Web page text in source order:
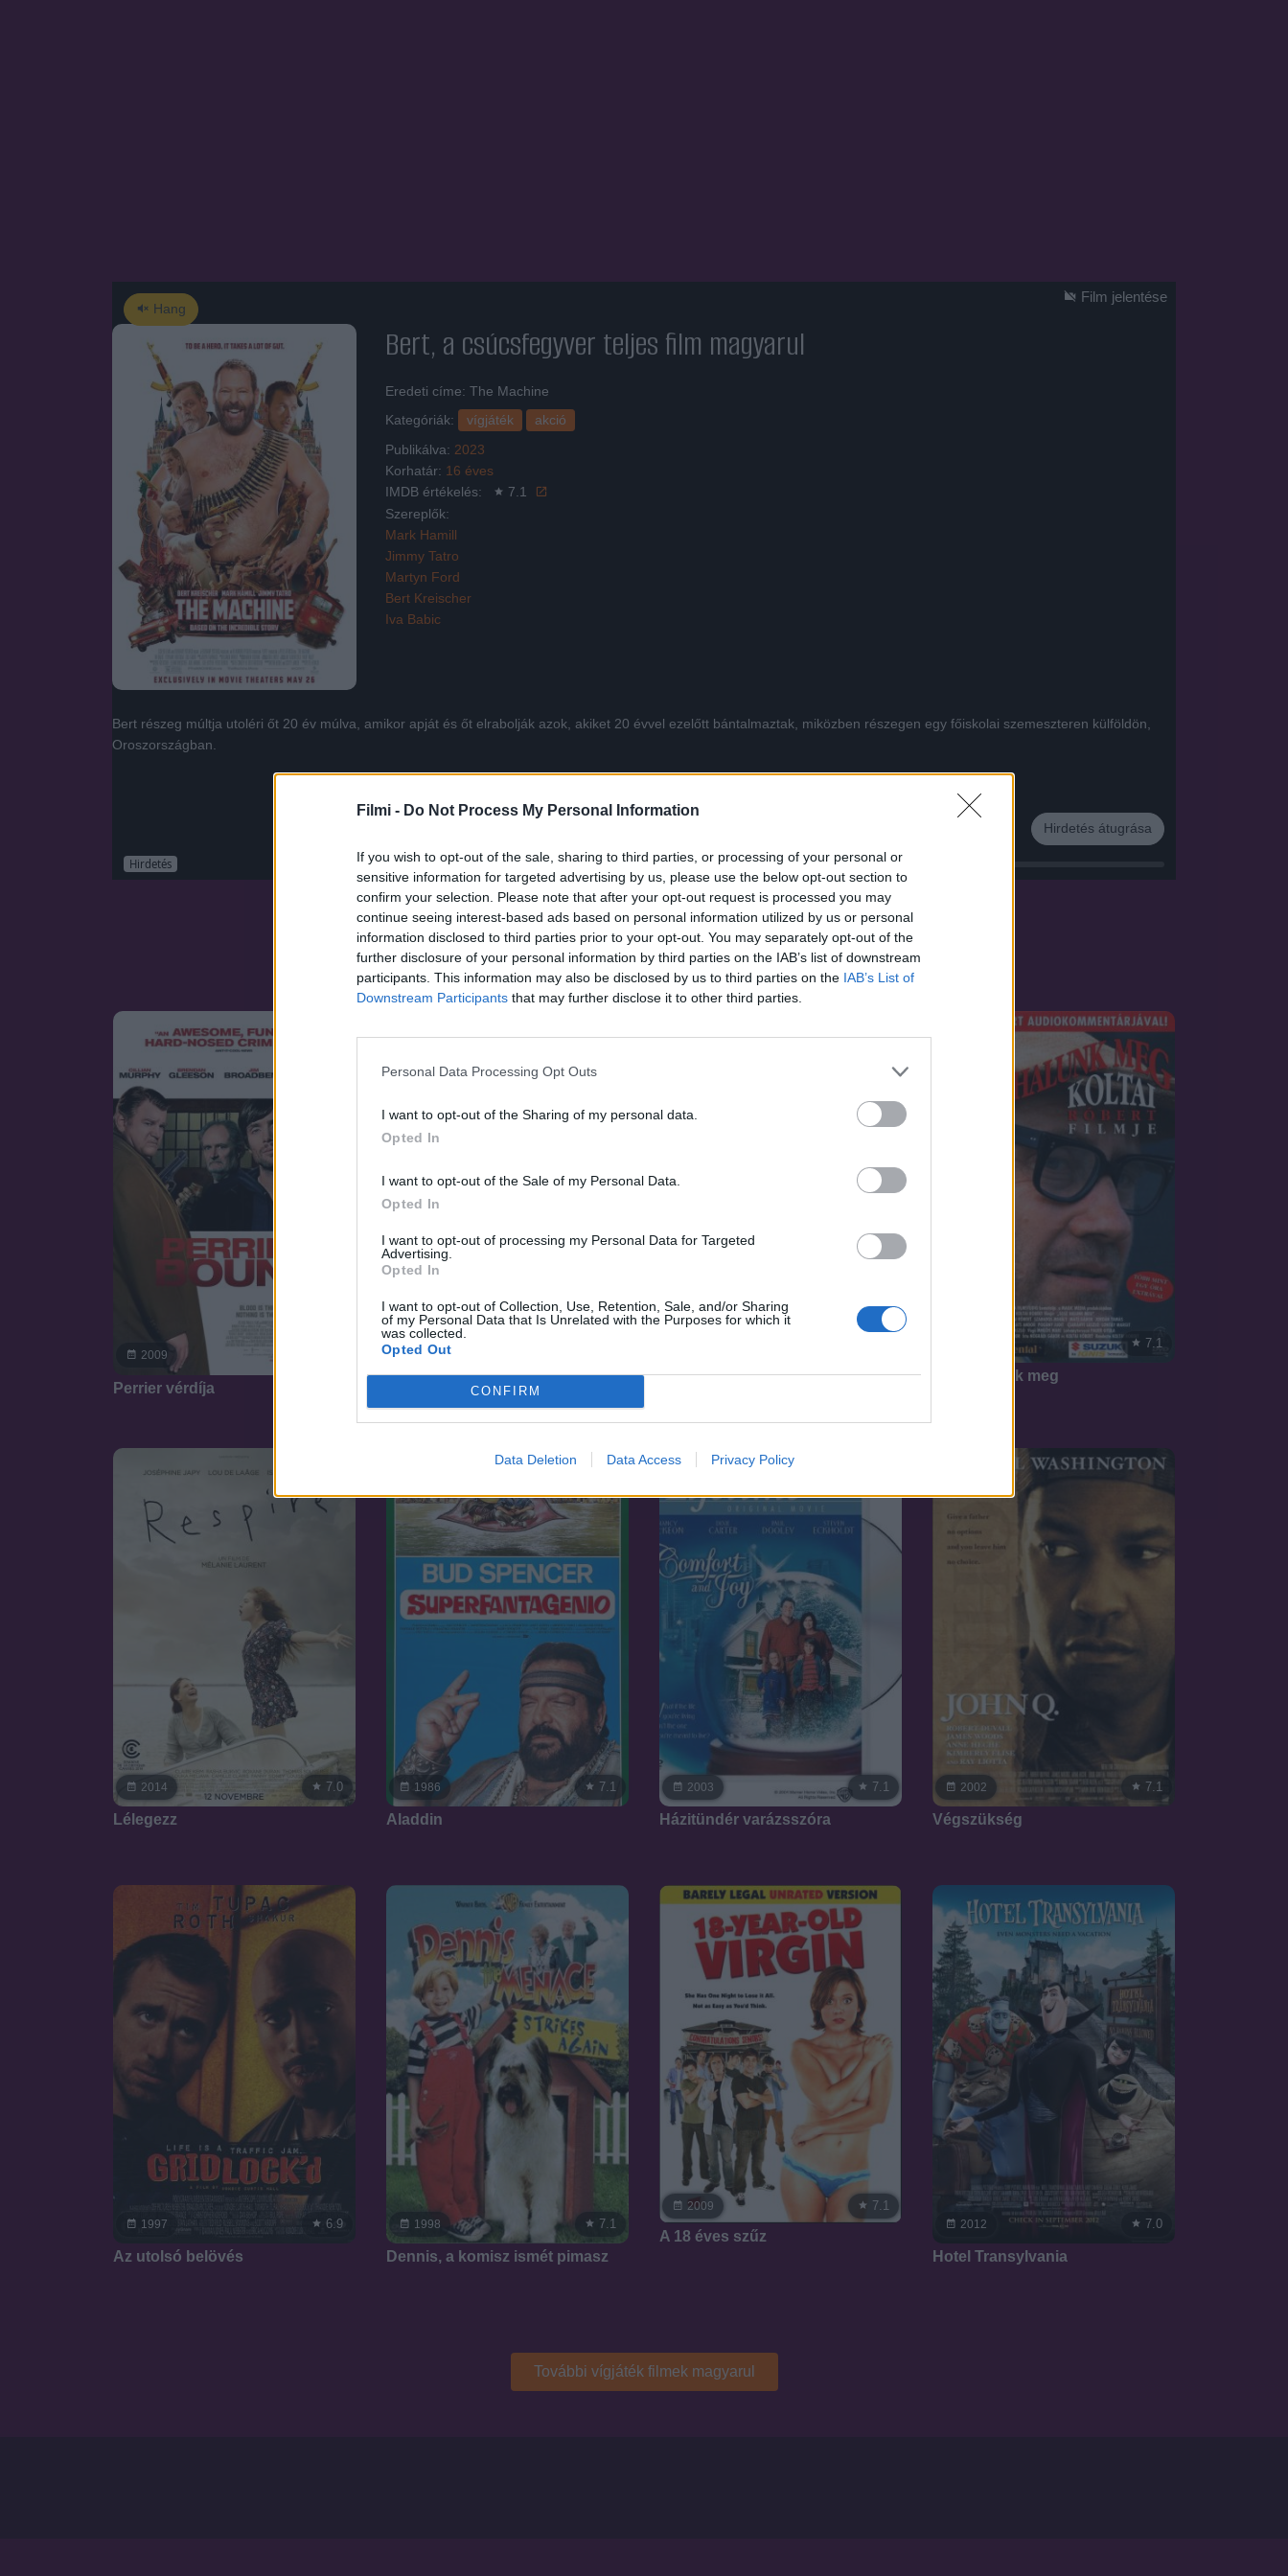
Filmi - Do Not Process My Personal Information
If you wish to opt-out of the sale, sharing to third parties, or processing of your personal or
sensitive information for targeted advertising by us, please use the below opt-out section to
confirm your selection. Please note that after your opt-out request is processed you may
continue seeing interest-based ads based on personal information utilized by us or personal
information disclosed to third parties prior to your opt-out. You may separately opt-out of the
further disclosure of your personal information by third parties on the IAB’s list of downstream
participants. This information may also be disclosed by us to third parties on the IAB’s List of
Downstream Participants that may further disclose it to other third parties.
Personal Data Processing Opt Outs
I want to opt-out of the Sharing of my personal data.
Opted In
I want to opt-out of the Sale of my Personal Data.
Opted In
I want to opt-out of processing my Personal Data for Targeted
Advertising.
Opted In
I want to opt-out of Collection, Use, Retention, Sale, and/or Sharing
of my Personal Data that Is Unrelated with the Purposes for which it
was collected.
Opted Out
CONFIRM
Data Deletion Data Access Privacy Policy
Hang
Hirdetés
Hirdetés átugrása
Film jelentése
Bert, a csúcsfegyver teljes film magyarul
Eredeti címe: The Machine
Kategóriák:
vígjáték
akció
Publikálva: 2023
Korhatár: 16 éves
IMDB értékelés:
7.1
Szereplők:
Mark Hamill
Jimmy Tatro
Martyn Ford
Bert Kreischer
Iva Babic
Bert részeg múltja utoléri őt 20 év múlva, amikor apját és őt elrabolják azok, akiket 20 évvel ezelőtt bántalmaztak, miközben részegen egy főiskolai szemeszteren külföldön,
Oroszországban.
Facebook
Hasonló teljes filmek magyarul
2009
Perrier vérdíja
2017
Einstein rejtélyei (sorozat)
7.1
Sose halunk meg
2014 7.0
Lélegezz
1986 7.1
Aladdin
2003 7.1
Házitündér varázsszóra
2002 7.1
Végszükség
1997 6.9
Az utolsó belövés
1998 7.1
Dennis, a komisz ismét pimasz
2009 7.1
A 18 éves szűz
2012 7.0
Hotel Transylvania
További vígjáték filmek magyarul